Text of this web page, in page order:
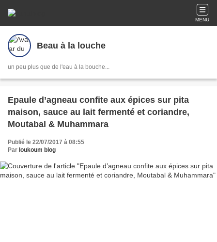
MENU
Beau à la louche
un peu plus que de l'eau à la bouche...
Epaule d’agneau confite aux épices sur pita
maison, sauce au lait fermenté et coriandre,
Moutabal & Muhammara
Publié le 22/07/2017 à 08:55
Par loukoum blog